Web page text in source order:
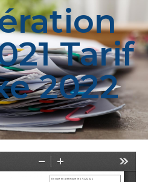
Tarif
2022